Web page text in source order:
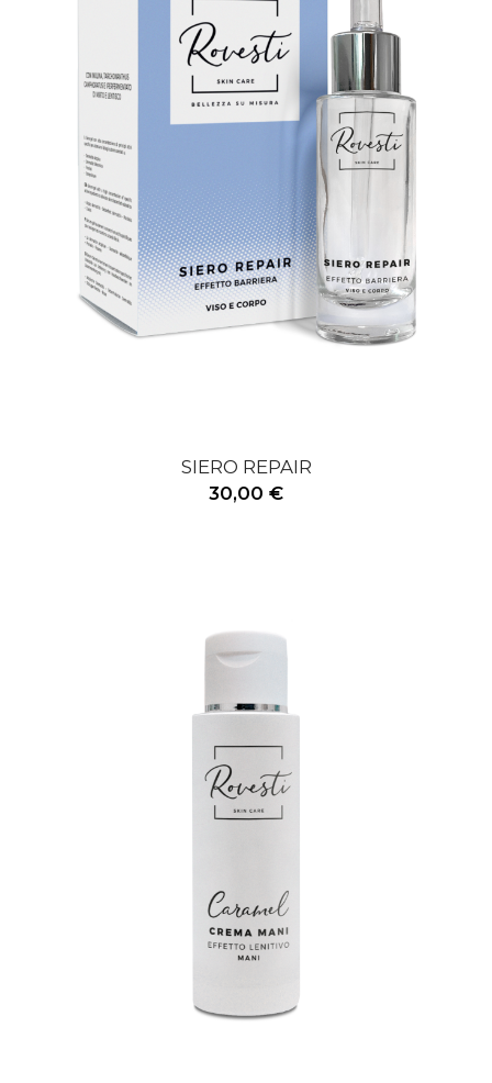
SIERO REPAIR
30,00 €